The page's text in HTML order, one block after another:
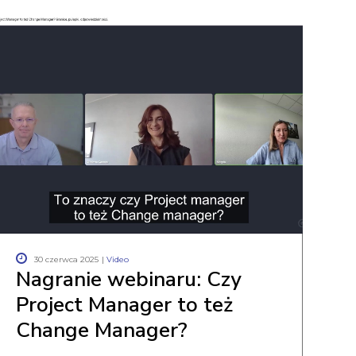
30 czerwca 2025 | Video
Nagranie webinaru: Czy
Project Manager to też
Change Manager?